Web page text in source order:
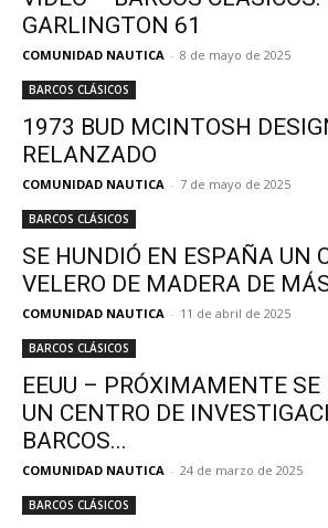
GARLINGTON 61
COMUNIDAD NAUTICA - 8 de mayo de 2025
BARCOS CLÁSICOS
1973 BUD MCINTOSH
RELANZADO
COMUNIDAD NAUTICA - 7 de mayo de 2025
BARCOS CLÁSICOS
SE HUNDIÓ EN ESPAÑA UN
VELERO DE MADERA DE
COMUNIDAD NAUTICA - 11 de abril de 2025
BARCOS CLÁSICOS
EEUU – PRÓXIMAMENTE SE
UN CENTRO DE
BARCOS...
COMUNIDAD NAUTICA - 24 de marzo de 2025
BARCOS CLÁSICOS